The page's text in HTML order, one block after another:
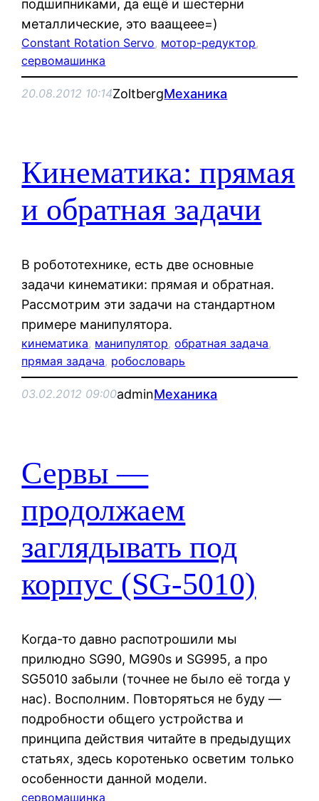
подшипниками, да ещё и шестерни
металлические, это ваащеее=)
Constant Rotation Servo, мотор-редуктор
сервомашинка
20.08.2012 10:14ZoltbergМеханика
Кинематика: прямая
и обратная задачи
В робототехнике, есть две основные
задачи кинематики: прямая и обратная.
Рассмотрим эти задачи на стандартном
примере манипулятора.
кинематика, манипулятор, обратная задача
прямая задача, робословарь
03.02.2012 09:00adminМеханика
Сервы —
продолжаем
заглядывать под
корпус (SG-5010)
Когда-то давно распотрошили мы
прилюдно SG90, MG90s и SG995, а про
SG5010 забыли (точнее не было её тогда у
нас). Восполним. Повторяться не буду —
подробности общего устройства и
принципа действия читайте в предыдущих
статьях, здесь коротенько осветим только
особенности данной модели.
сервомашинка